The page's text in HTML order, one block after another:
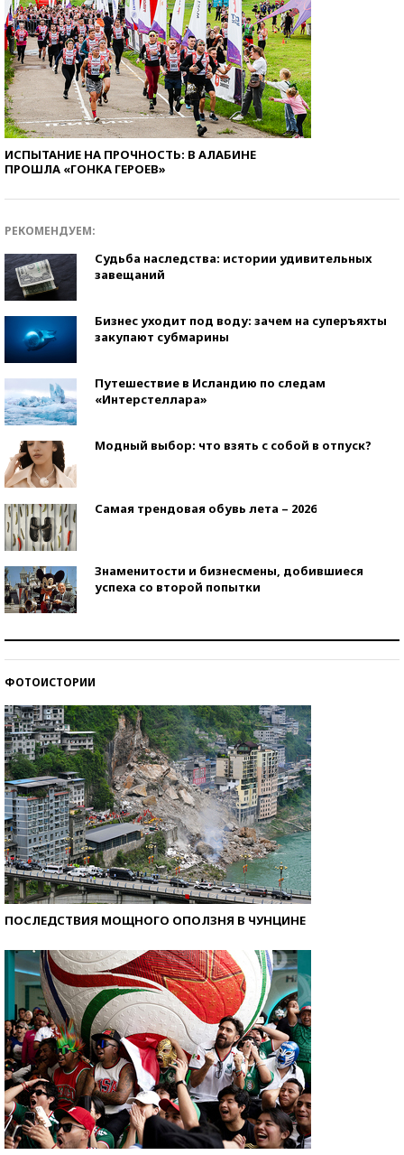
ИСПЫТАНИЕ НА ПРОЧНОСТЬ: В АЛАБИНЕ
ПРОШЛА «ГОНКА ГЕРОЕВ»
РЕКОМЕНДУЕМ:
Судьба наследства: истории удивительных
завещаний
Бизнес уходит под воду: зачем на суперъяхты
закупают субмарины
Путешествие в Исландию по следам
«Интерстеллара»
Модный выбор: что взять с собой в отпуск?
Самая трендовая обувь лета – 2026
Знаменитости и бизнесмены, добившиеся
успеха со второй попытки
ФОТОИСТОРИИ
ПОСЛЕДСТВИЯ МОЩНОГО ОПОЛЗНЯ В ЧУНЦИНЕ